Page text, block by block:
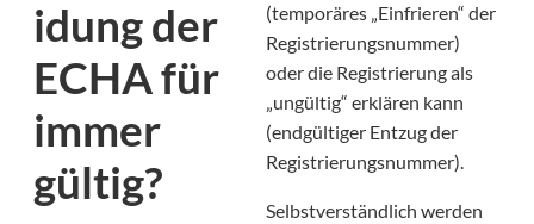
idung der
ECHA für
immer
gültig?
(temporäres „Einfrieren“ der
Registrierungsnummer)
oder die Registrierung als
„ungültig“ erklären kann
(endgültiger Entzug der
Registrierungsnummer).
Selbstverständlich werden